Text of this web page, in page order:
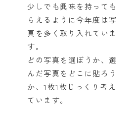
採用情報少しでも興味を持っても
らえるように今年度は写
真を多く取り入れていま
す。
どの写真を選ぼうか、選
んだ写真をどこに貼ろう
か、1枚1枚じっくり考え
ています。